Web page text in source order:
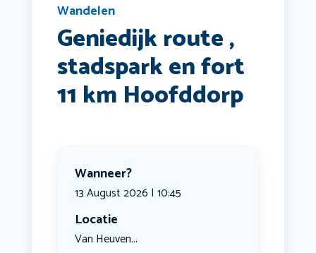
Wandelen
Geniedijk route ,
stadspark en fort
11 km Hoofddorp
Wanneer?
13 August 2026 | 10:45
Locatie
Van Heuven...